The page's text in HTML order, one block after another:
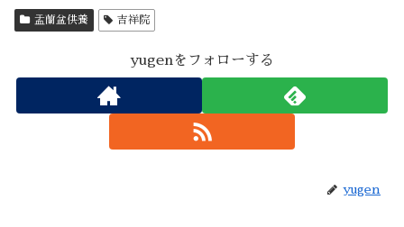
盂蘭盆供養 吉祥院
yugenをフォローする
yugen